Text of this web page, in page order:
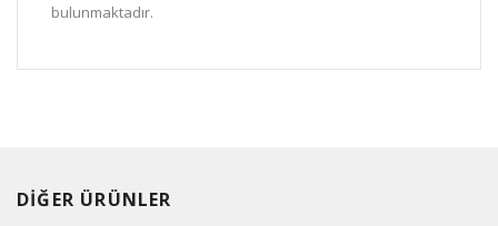
bulunmaktadır.
DİĞER ÜRÜNLER